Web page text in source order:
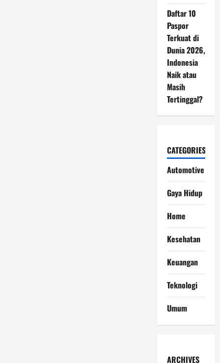
Daftar 10
Paspor
Terkuat di
Dunia 2026,
Indonesia
Naik atau
Masih
Tertinggal?
CATEGORIES
Automotive
Gaya Hidup
Home
Kesehatan
Keuangan
Teknologi
Umum
ARCHIVES